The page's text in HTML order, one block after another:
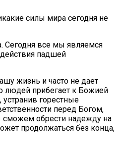
силы мира сегодня не
Сегодня все мы являемся
падшей
жизнь и часто не дает
людей прибегает к Божией
горестные
перед Богом,
сможем обрести надежду на
продолжаться без конца,